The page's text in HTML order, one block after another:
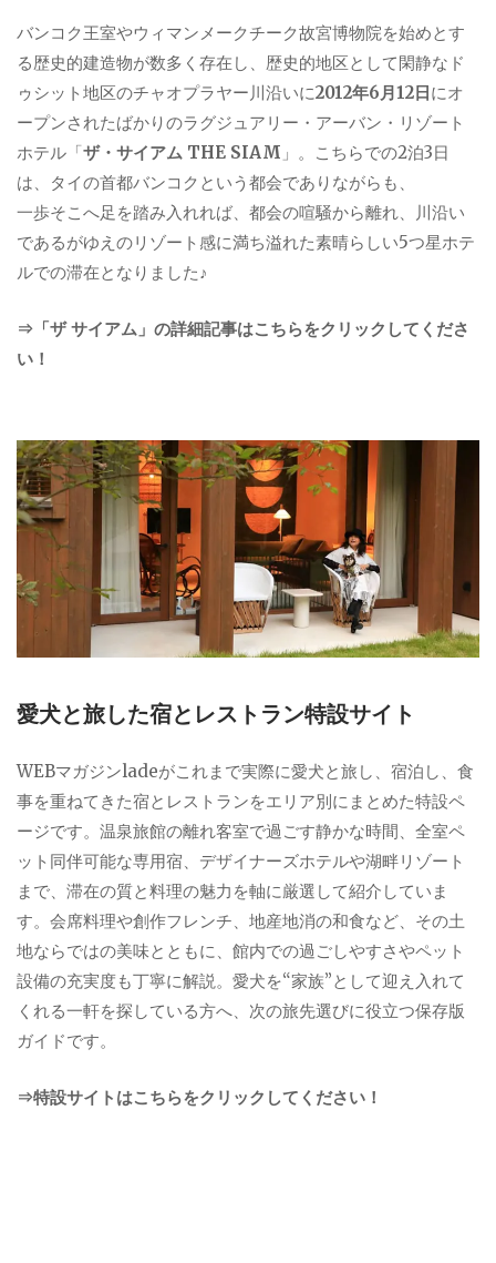
バンコク王室やウィマンメークチーク故宮博物院を始めとす
る歴史的建造物が数多く存在し、歴史的地区として閑静なド
ゥシット地区のチャオプラヤー川沿いに2012年6月12日にオ
ープンされたばかりのラグジュアリー・アーバン・リゾート
ホテル「ザ・サイアム THE SIAM 」。こちらでの2泊3日
は、タイの首都バンコクという都会でありながらも、
一歩そこへ足を踏み入れれば、都会の喧騒から離れ、川沿い
であるがゆえのリゾート感に満ち溢れた素晴らしい5つ星ホテ
ルでの滞在となりました♪
⇒「ザ サイアム」の詳細記事はこちらをクリックしてくださ
い！
愛犬と旅した宿とレストラン特設サイト
WEBマガジンladeがこれまで実際に愛犬と旅し、宿泊し、食
事を重ねてきた宿とレストランをエリア別にまとめた特設ペ
ージです。温泉旅館の離れ客室で過ごす静かな時間、全室ペ
ット同伴可能な専用宿、デザイナーズホテルや湖畔リゾート
まで、滞在の質と料理の魅力を軸に厳選して紹介していま
す。会席料理や創作フレンチ、地産地消の和食など、その土
地ならではの美味とともに、館内での過ごしやすさやペット
設備の充実度も丁寧に解説。愛犬を“家族”として迎え入れて
くれる一軒を探している方へ、次の旅先選びに役立つ保存版
ガイドです。
⇒特設サイトはこちらをクリックしてください！